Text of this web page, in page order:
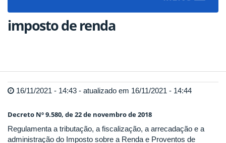
imposto de renda
16/11/2021 - 14:43 - atualizado em 16/11/2021 - 14:44
Decreto Nº 9.580, de 22 de novembro de 2018
Regulamenta a tributação, a fiscalização, a arrecadação e a
administração do Imposto sobre a Renda e Proventos de